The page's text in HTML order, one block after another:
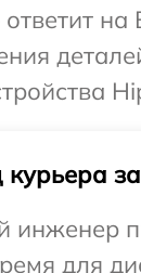
на
инженер
для